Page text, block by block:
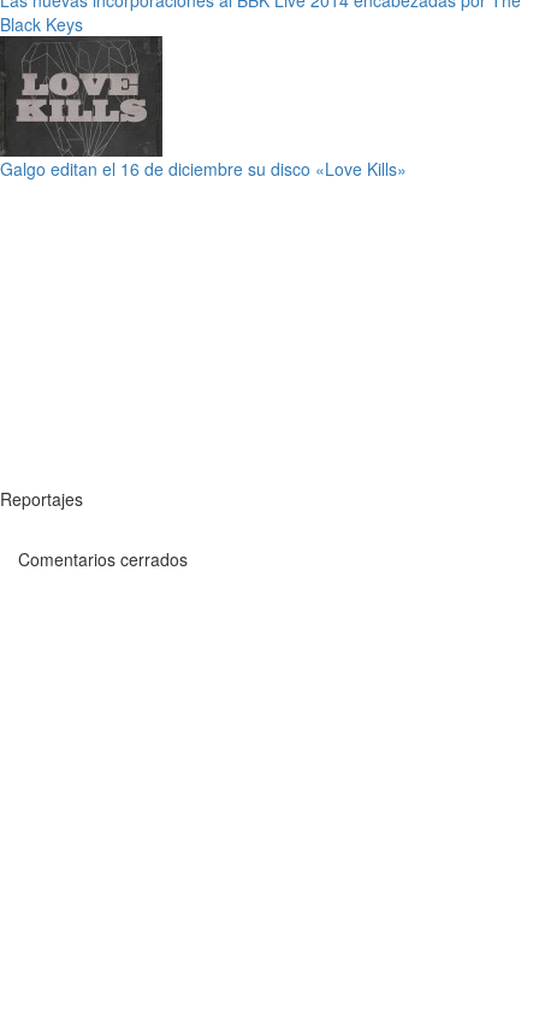
Black Keys
Galgo editan el 16 de diciembre su disco «Love Kills»
Reportajes
Comentarios cerrados